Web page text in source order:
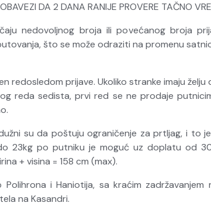
DA 2 DANA RANIJE PROVERE TAČNO
nedovoljnog broja ili povećanog broja
što se može odraziti na promenu
redosledom prijave. Ukoliko stranke imaju
reda sedista, prvi red se ne prodaje
su da poštuju ograničenje za prtljag, i to
23kg po putniku je moguć uz doplatu od
+ visina = 158 cm (max).
i Haniotija, sa kraćim
na Kasandri.